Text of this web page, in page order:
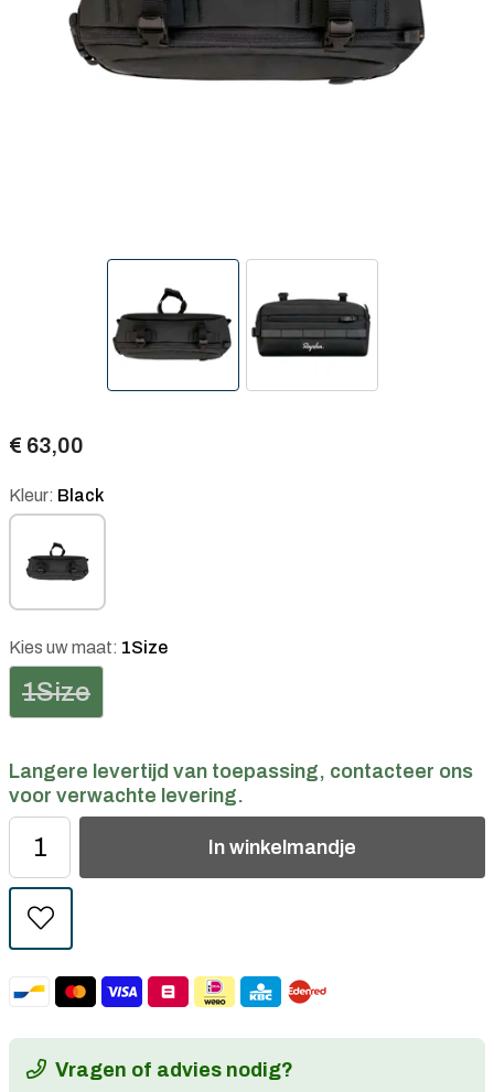
€ 63,00
Kleur: Black
Kies uw maat: 1Size
1Size
Langere levertijd van toepassing, contacteer ons
voor verwachte levering.
In winkelmandje
Vragen of advies nodig?